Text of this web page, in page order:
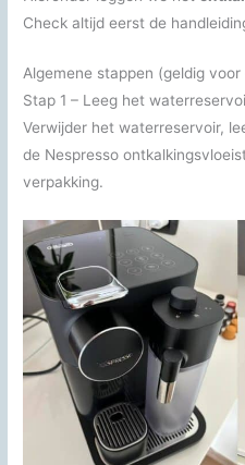
Check altijd eerst de
Algemene stappen (geldig
Stap 1 – Leeg het
Verwijder het waterreservoir,
de Nespresso
verpakking.